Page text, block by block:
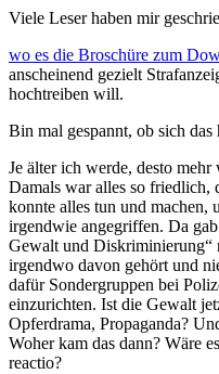
Viele Leser haben mir
wo es die Broschüre zum
anscheinend gezielt
hochtreiben will.
Bin mal gespannt, ob sich das
Je älter ich werde, desto
Damals war alles so friedlich,
konnte alles tun und machen,
irgendwie angegriffen. Da
Gewalt und Diskriminierung“
irgendwo davon gehört und
dafür Sondergruppen bei
einzurichten. Ist die Gewalt
Opferdrama, Propaganda?
Woher kam das dann? Wäre
reactio?